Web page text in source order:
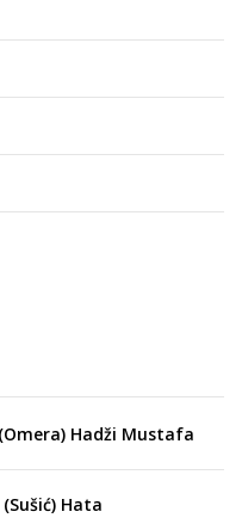
Hadži Mustafa
Hata